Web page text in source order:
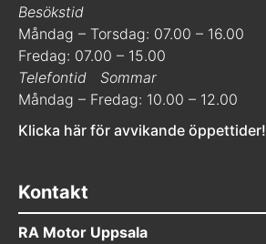
Besökstid
Måndag – Torsdag: 07.00 – 16.00
Fredag: 07.00 – 15.00
Telefontid
Sommar
Måndag – Fredag: 10.00 – 12.00
Klicka här för avvikande öppettider!
Kontakt
RA Motor Uppsala